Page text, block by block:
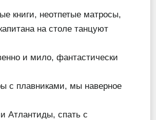
книги, неотпетые матросы,
на столе танцуют
и мило, фантастически
с плавниками, мы наверное
Атлантиды, спать с